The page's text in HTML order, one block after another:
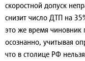
скоростной допуск
снизит число ДТП на
это же время чиновник
осознанно, учитывая
что в столице РФ